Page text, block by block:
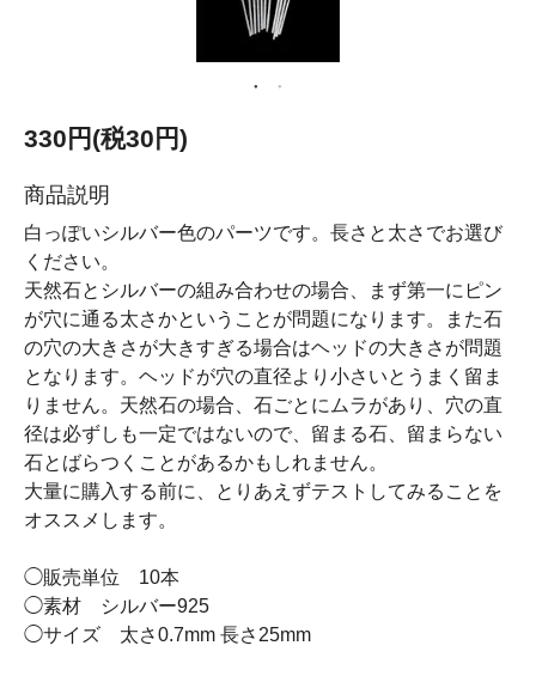
330円(税30円)
商品説明
白っぽいシルバー色のパーツです。長さと太さでお選び
ください。
天然石とシルバーの組み合わせの場合、まず第一にピン
が穴に通る太さかということが問題になります。また石
の穴の大きさが大きすぎる場合はヘッドの大きさが問題
となります。ヘッドが穴の直径より小さいとうまく留ま
りません。天然石の場合、石ごとにムラがあり、穴の直
径は必ずしも一定ではないので、留まる石、留まらない
石とばらつくことがあるかもしれません。
大量に購入する前に、とりあえずテストしてみることを
オススメします。
◯販売単位 10本
◯素材 シルバー925
◯サイズ 太さ0.7mm 長さ25mm